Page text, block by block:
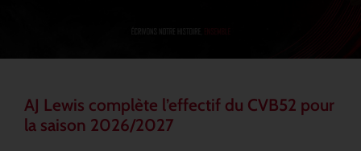
AJ Lewis complète l’effectif du CVB52 pour
la saison 2026/2027